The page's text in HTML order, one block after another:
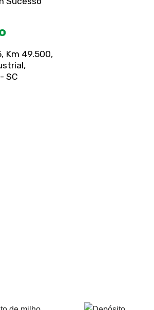
Km 49.500,
SC